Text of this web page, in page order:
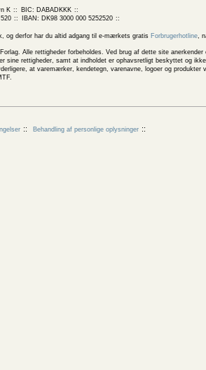
K
BIC: DABADKKK
IBAN: DK98 3000 000 5252520
og derfor har du altid adgang til e-mærkets gratis Forbrugerhotline,
Alle rettigheder forbeholdes. Ved brug af dette site
sine rettigheder, samt at indholdet er ophavsretligt beskyttet og
at varemærker, kendetegn, varenavne, logoer og
Behandling af personlige oplysninger